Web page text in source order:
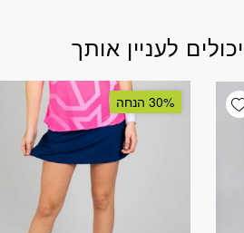
לעניין אותך
Add wishlist30% הנחה